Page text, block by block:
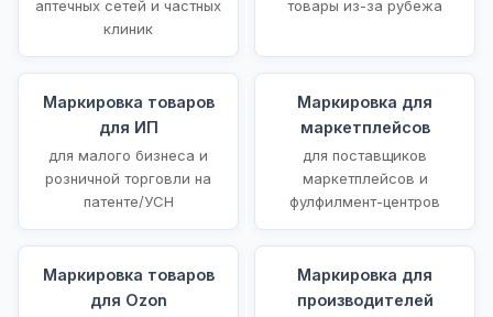
аптечных сетей и частных
клиник
товары из-за рубежа
Маркировка товаров
для ИП
для малого бизнеса и
розничной торговли на
патенте/УСН
Маркировка для
маркетплейсов
для поставщиков
маркетплейсов и
фулфилмент-центров
Маркировка товаров
для Ozon
Маркировка для
производителей